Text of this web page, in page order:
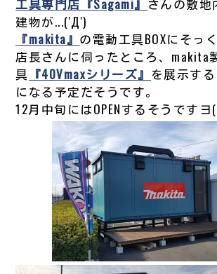
工具専門店『Sagami』 さんの敷地
建物が...('Д')
『makita』 の電動工具BOXにそっ
店長さんに伺ったところ、makita
具 『40Vmaxシリーズ』 を展示す
になる予定だそうです。
12月中旬にはOPENするそうです